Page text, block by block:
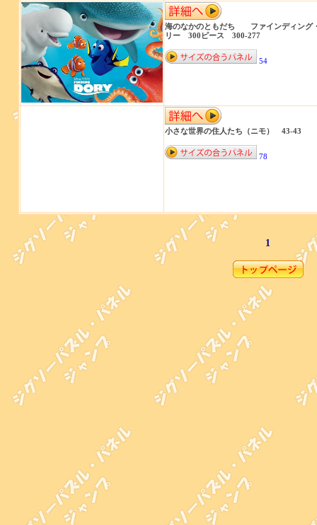
海のなかのともだち ファインディング
リー 300ピース 300-277
54
小さな世界の住人たち（ニモ） 43-43
78
1